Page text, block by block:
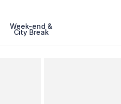
Week-end &
City Break